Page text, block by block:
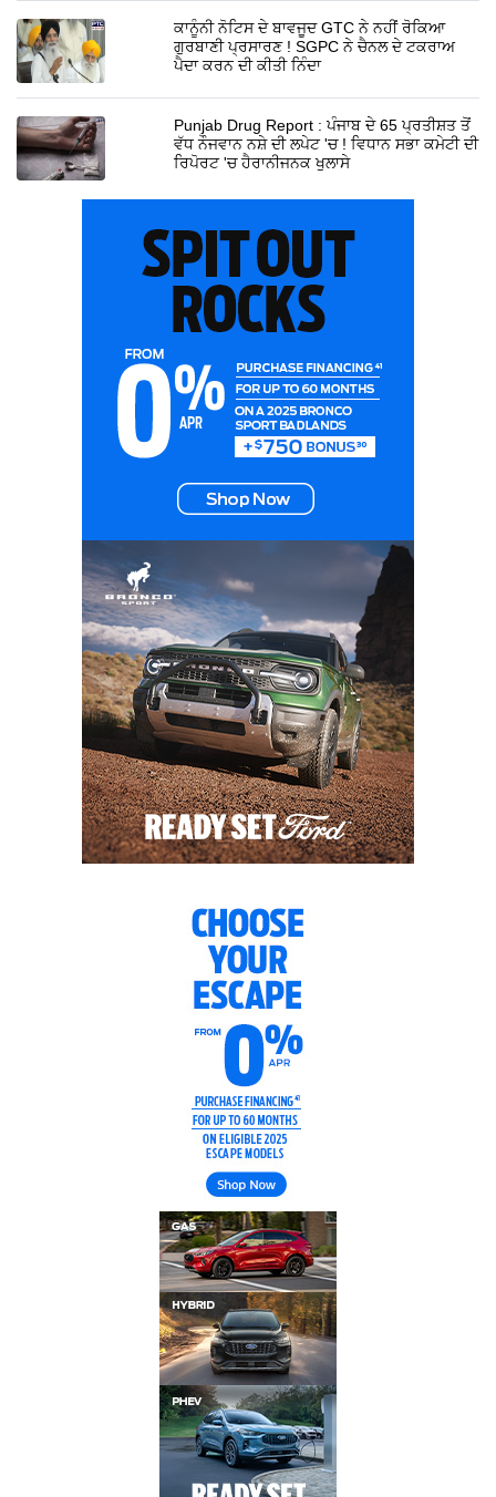
ਕਾਨੂੰਨੀ ਨੋਟਿਸ ਦੇ ਬਾਵਜੂਦ GTC ਨੇ ਨਹੀਂ ਰੋਕਿਆ
ਗੁਰਬਾਣੀ ਪ੍ਰਸਾਰਣ ! SGPC ਨੇ ਚੈਨਲ ਦੇ ਟਕਰਾਅ
ਪੈਦਾ ਕਰਨ ਦੀ ਕੀਤੀ ਨਿੰਦਾ
Punjab Drug Report : ਪੰਜਾਬ ਦੇ 65 ਪ੍ਰਤੀਸ਼ਤ ਤੋਂ
ਵੱਧ ਨੌਜਵਾਨ ਨਸ਼ੇ ਦੀ ਲਪੇਟ 'ਚ ! ਵਿਧਾਨ ਸਭਾ ਕਮੇਟੀ ਦੀ
ਰਿਪੋਰਟ 'ਚ ਹੈਰਾਨੀਜਨਕ ਖੁਲਾਸੇ